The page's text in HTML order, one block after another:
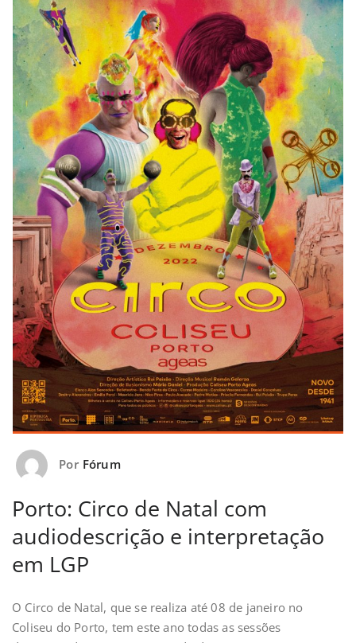
Por Fórum
Porto: Circo de Natal com
audiodescrição e interpretação
em LGP
O Circo de Natal, que se realiza até 08 de janeiro no
Coliseu do Porto, tem este ano todas as sessões